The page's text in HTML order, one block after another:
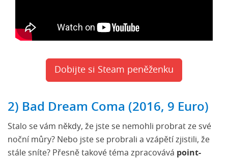
Dobijte si Steam peněženku
2) Bad Dream Coma (2016, 9 Euro)
Stalo se vám někdy, že jste se nemohli probrat ze své
noční můry? Nebo jste se probrali a vzápětí zjistili, že
stále sníte? Přesně takové téma zpracovává point-